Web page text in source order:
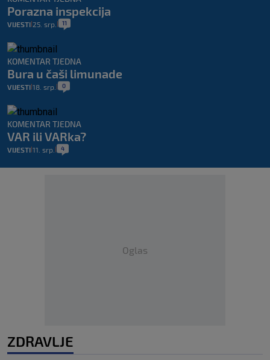
Porazna inspekcija
VIJESTI 25. srp. 11
KOMENTAR TJEDNA
Bura u čaši limunade
VIJESTI 18. srp. 0
KOMENTAR TJEDNA
VAR ili VARka?
VIJESTI 11. srp. 4
Oglas
ZDRAVLJE